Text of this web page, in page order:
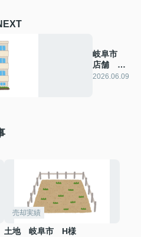
岐阜市
店舗 F
様
2026.06.09
売却実績
土地 岐阜市 H様